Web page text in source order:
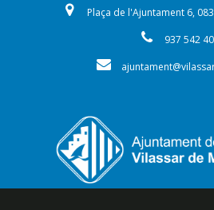
Plaça de l'Ajuntament 6,
937 542